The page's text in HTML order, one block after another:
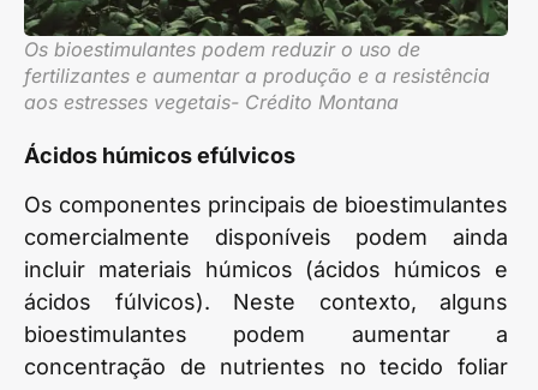
Os bioestimulantes podem reduzir o uso de
fertilizantes e aumentar a produção e a resistência
aos estresses vegetais- Crédito Montana
Ácidos húmicos efúlvicos
Os componentes principais de bioestimulantes
comercialmente disponíveis podem ainda
incluir materiais húmicos (ácidos húmicos e
ácidos fúlvicos). Neste contexto, alguns
bioestimulantes podem aumentar a
concentração de nutrientes no tecido foliar